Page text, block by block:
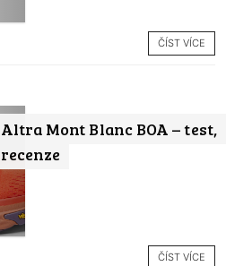
ČÍST VÍCE
Altra Mont Blanc BOA – test,
recenze
ČÍST VÍCE